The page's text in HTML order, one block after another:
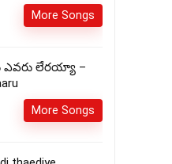
More Songs
ఎవరు లేరయ్యా –
More Songs